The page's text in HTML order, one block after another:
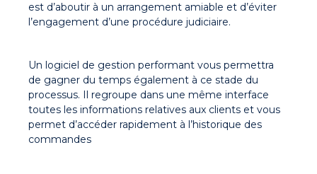
est d’aboutir à un arrangement amiable et d’éviter
l’engagement d’une procédure judiciaire.
Un logiciel de gestion performant vous permettra
de gagner du temps également à ce stade du
processus. Il regroupe dans une même interface
toutes les informations relatives aux clients et vous
permet d’accéder rapidement à l’historique des
commandes